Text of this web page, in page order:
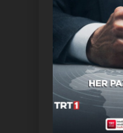
Воскресший